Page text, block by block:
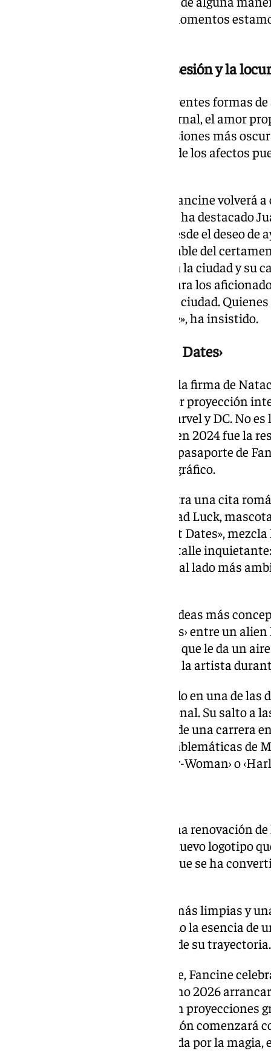
angustia vital que en algunos momentos
Del amor romántico a la obsesión y la
La programación abordará diferentes formas
el imposible, el familiar, el fraternal, el amor
También habrá espacio para visiones más
terror y a la ciencia ficción, donde los afectos
Por segundo año consecutivo, Fancine volverá
Málaga. Una alianza que, según ha destacado
«desde la mayor complicidad, desde el deseo
ya cumple 36 años». El responsable del
además el arraigo de Fancine en la ciudad y su
una programación de calidad para los
es un festival muy querido en la ciudad.
en esto porque nos gusta el cine», ha insistido.
Un cartel inspirado en ‹First Dates›
La imagen de esta edición lleva la firma de
dibujantes españolas con mayor proyección
habitual de editoriales como Marvel y DC. No
trabaja conel certamen, ya que en 2024 fue la
‹gatetes› que protagonizaron el pasaporte de
forman parte de su imaginario gráfico.
Su propuesta de este año muestra una cita
alienígena y el popular gatete Bad Luck,
inspirada en el formato de «First Dates»,
aunque esconde también un detalle
oculta tras la espalda, un guiño al lado más
«Al principio íbamos haciendo ideas más
surgió la idea de este ‹First Dates› entre un
Me pareció muy divertida y creo que le da un
bien con Fancine», ha explicado la artista
Natacha Bustos se ha convertido en una de
de mayor proyección internacional. Su salto a
Unidos en 2015 marcó el inicio de una carrera
en algunas de las series más emblemáticas de
Girl and Devil Dinosaur›, ‹Spider-Woman› o
La 36ª edición traerá además una renovación
festival. Fancine estrenará un nuevo logotipo
el característico maneki-neko que se ha
El rediseño apuesta por líneas más limpias y
formatos digitales, manteniendo la esencia de
al festival durante buena parte de su trayectoria.
Antes de la llegada de noviembre, Fancine
ciclo estival. El Fancine de Verano 2026
bajo el título ‹Summer Love›, con
cuatro semanas. La programación comenzará
una aventura fantástica marcada por la magia,